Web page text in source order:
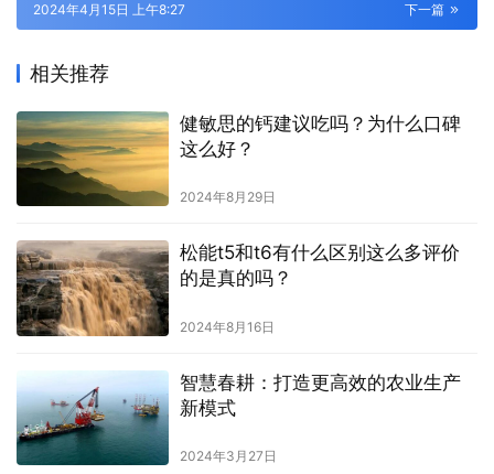
下一篇
2024年4月15日 上午8:27
相关推荐
健敏思的钙建议吃吗？为什么口碑
这么好？
2024年8月29日
松能t5和t6有什么区别这么多评价
的是真的吗？
2024年8月16日
智慧春耕：打造更高效的农业生产
新模式
2024年3月27日